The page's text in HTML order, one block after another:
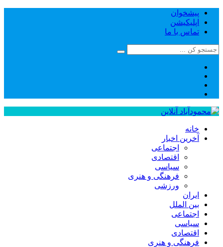
پیشخوان
اپلیکیشن
تماس با ما
خانه
آخرین اخبار
اجتماعی
اقتصادی
سیاسی
فرهنگی و هنری
ورزشی
ایران
بین الملل
اجتماعی
سیاسی
اقتصادی
فرهنگی و هنری